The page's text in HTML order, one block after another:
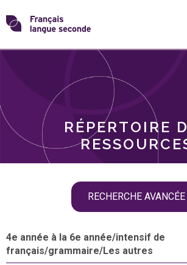
Skip
toTransformons
langue
RÉPERTOIRE
RECHERCHE AVANCÉE
THÈMES
4e année à la 6e année/intensif de
français/grammaire/Les autres